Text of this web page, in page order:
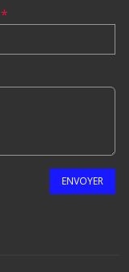
*
ENVOYER